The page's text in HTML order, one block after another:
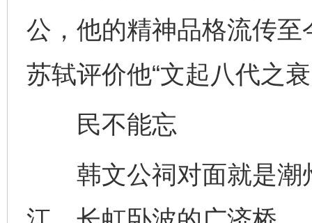
公，他的精神品格流传
苏轼评价他“文起八代之
民不能忘
韩文公祠对面就是潮